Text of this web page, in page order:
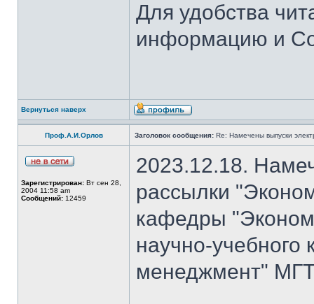
Для удобства
информацию и
Вернуться наверх
Проф.А.И.Орлов Заголовок сообщения: Re: Намечены выпуски
Зарегистрирован: Вт сен 28,
2004 11:58 am
Сообщений: 12459
2023.12.18.
рассылки
кафедры
научно-
менеджмент"